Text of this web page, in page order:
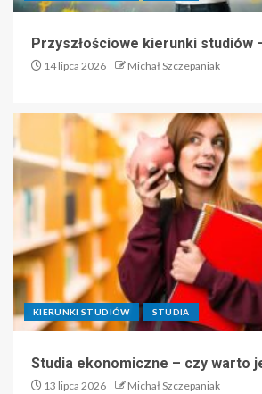
Przyszłościowe kierunki studiów
14 lipca 2026 Michał Szczepaniak
KIERUNKI STUDIÓW STUDIA
Studia ekonomiczne – czy warto
13 lipca 2026 Michał Szczepaniak